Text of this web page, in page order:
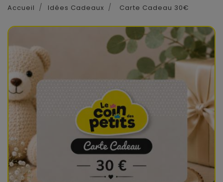
Accueil Idées Cadeaux Carte Cadeau 30€